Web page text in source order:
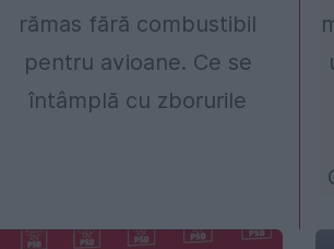
rămas fără combustibil
pentru avioane. Ce se
întâmplă cu zborurile